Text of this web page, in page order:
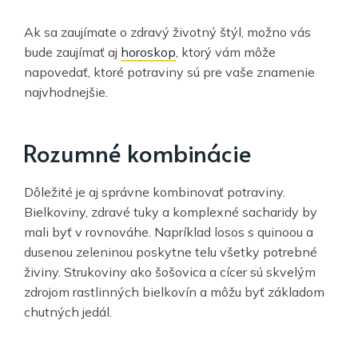
Ak sa zaujímate o zdravý životný štýl, možno vás
bude zaujímať aj horoskop, ktorý vám môže
napovedať, ktoré potraviny sú pre vaše znamenie
najvhodnejšie.
Rozumné kombinácie
Dôležité je aj správne kombinovať potraviny.
Bielkoviny, zdravé tuky a komplexné sacharidy by
mali byť v rovnováhe. Napríklad losos s quinoou a
dusenou zeleninou poskytne telu všetky potrebné
živiny. Strukoviny ako šošovica a cícer sú skvelým
zdrojom rastlinných bielkovín a môžu byť základom
chutných jedál.